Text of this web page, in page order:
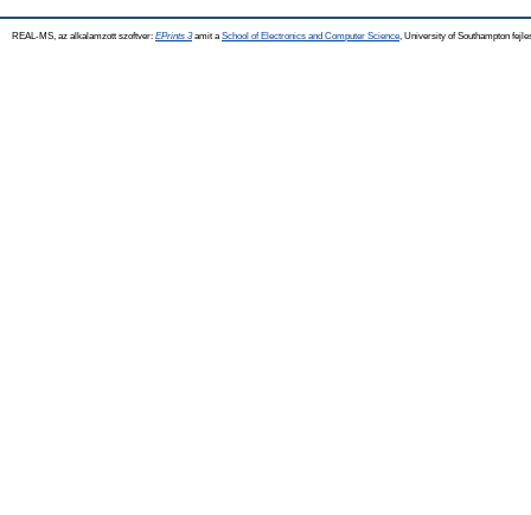
REAL-MS, az alkalamzott szoftver: EPrints 3amit a School of Electronics and Computer Science , University of Southampton